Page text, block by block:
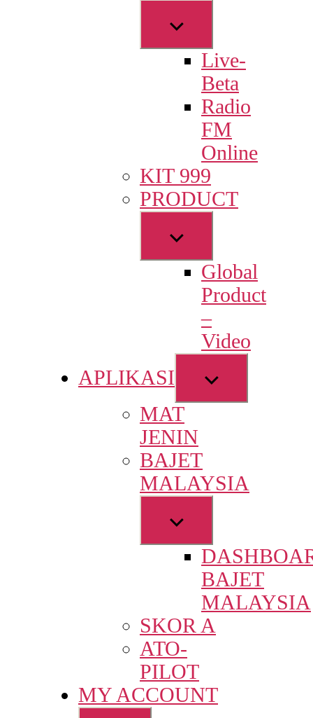
Show
sub
menuLive-
Beta
Radio
FM
Online
KIT 999
PRODUCT
Show
sub
menuGlobal
Product
–
Video
APLIKASI
Show
sub
MAT
JENIN
BAJET
MALAYSIA
Show
sub
menu
BAJET
MALAYSIA
SKOR A
ATO-
PILOT
MY ACCOUNT